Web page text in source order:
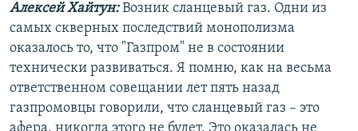
Алексей Хайтун:Возник сланцевый газ. Одни из
самых скверных последствий монополизма
оказалось то, что "Газпром" не в состоянии
технически развиваться. Я помню, как на весьма
ответственном совещании лет пять назад
газпромовцы говорили, что сланцевый газ – это